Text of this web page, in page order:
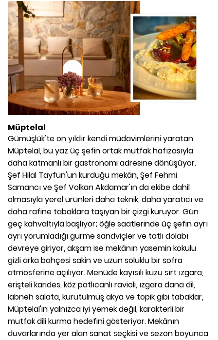
Müptelal
Gümüşlük'te on yıldır kendi müdavimlerini yaratan
Müptelal, bu yaz üç şefin ortak mutfak hafızasıyla
daha katmanlı bir gastronomi adresine dönüşüyor.
Şef Hilal Tayfun'un kurduğu mekân, Şef Fehmi
Samancı ve Şef Volkan Akdamar'ın da ekibe dahil
olmasıyla yerel ürünleri daha teknik, daha yaratıcı ve
daha rafine tabaklara taşıyan bir çizgi kuruyor. Gün
geç kahvaltıyla başlıyor; öğle saatlerinde üç şefin ayrı
ayrı yorumladığı gurme sandviçler ve tatlı dolabı
devreye giriyor, akşam ise mekânın yasemin kokulu
gizli arka bahçesi sakin ve uzun soluklu bir sofra
atmosferine açılıyor. Menüde kayısılı kuzu sırt ızgara,
erişteli karides, köz patlıcanlı ravioli, ızgara dana dil,
labneh salata, kurutulmuş akya ve topik gibi tabaklar,
Müptelal'in yalnızca iyi yemek değil, karakterli bir
mutfak dili kurma hedefini gösteriyor. Mekânın
duvarlarında yer alan sanat seçkisi ve sezon boyunca